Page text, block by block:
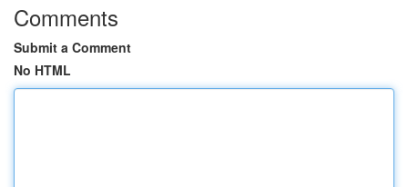
Comments
Submit a Comment
No HTML